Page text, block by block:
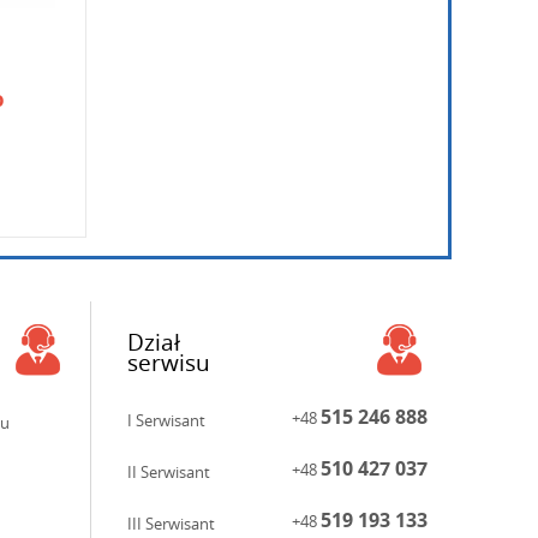
Dział
serwisu
I Serwisant +48515 246 888
II Serwisant +48510 427 037
III Serwisant +48519 193 133